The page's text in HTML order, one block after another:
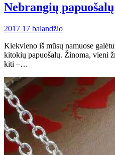
Nebrangių
2017 17 balandžio
Kiekvieno iš mūsų namuose
kitokių papuošalų. Žinoma, vieni
kiti –…